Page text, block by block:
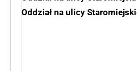
Oddział na ulicy